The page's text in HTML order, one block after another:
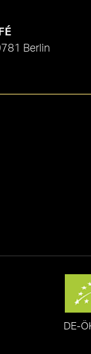
Berlin
DE-